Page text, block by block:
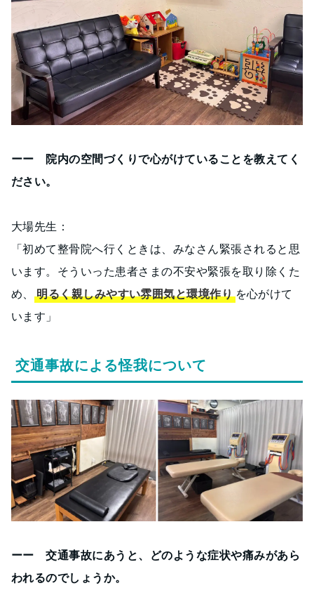
ーー 院内の空間づくりで心がけていることを教えてく
ださい。
大場先生：
「初めて整骨院へ行くときは、みなさん緊張されると思
います。そういった患者さまの不安や緊張を取り除くた
め、
明るく親しみやすい雰囲気と環境作りを心がけて
います」
交通事故による怪我について
ーー 交通事故にあうと、どのような症状や痛みがあら
われるのでしょうか。